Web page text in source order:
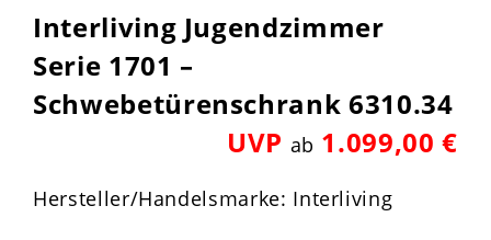
Interliving Jugendzimmer
Serie 1701 –
Schwebetürenschrank 6310.34
UVP ab 1.099,00 €
Hersteller/Handelsmarke: Interliving